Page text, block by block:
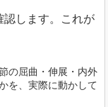
認します。これが
の屈曲・伸展・内外
を、実際に動かして